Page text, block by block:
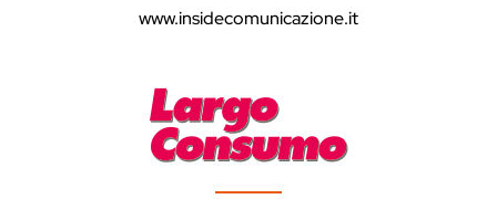
www.insidecomunicazione.it